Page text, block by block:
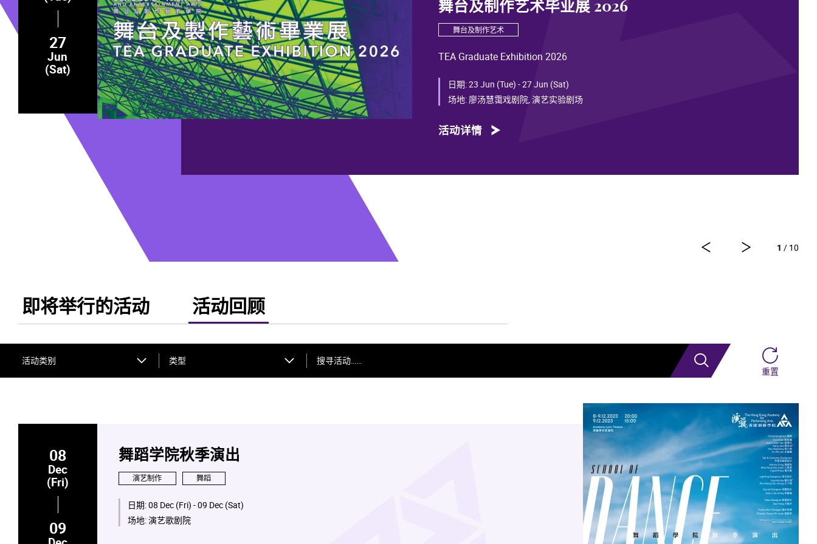
27
Jun
(Sat)
舞台及制作艺术毕业展 2026
舞台及制作艺术
TEA Graduate Exhibition 2026
日期:23 Jun (Tue) - 27 Jun (Sat)
场地: 廖汤慧霭戏剧院, 演艺实验剧场
活动详情
1 / 10
即将举行的活动 活动回顾
活动类别 类型
搜寻活动…… 搜索
重置
08
Dec
(Fri)
09
舞蹈学院秋季演出
演艺制作 舞蹈
日期:08 Dec (Fri) - 09 Dec (Sat)
场地:演艺歌剧院